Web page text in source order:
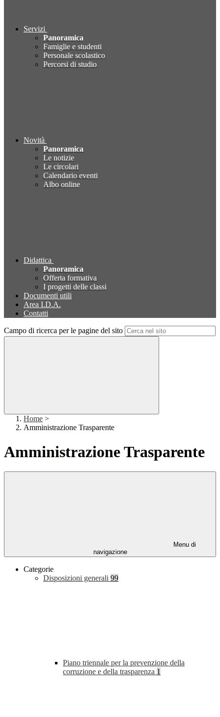
Servizi
Panoramica
Famiglie e studenti
Personale scolastico
Percorsi di studio
Novità
Panoramica
Le notizie
Le circolari
Calendario eventi
Albo online
Didattica
Panoramica
Offerta formativa
I progetti delle classi
Documenti utili
Area I.D.A.
Contatti
Campo di ricerca per le pagine del sito
Home >
Amministrazione Trasparente
Amministrazione Trasparente
Menu di
navigazione
Categorie
Disposizioni generali 99
Piano triennale per la prevenzione della
corruzione e della trasparenza 1